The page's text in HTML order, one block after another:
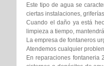
Este tipo de agua se
ciertas instalaciones,
Cuando el daño ya está
limpieza a tiempo,
La empresa de fontaneros
Atendemos cualquier
En reparaciones fontaneria